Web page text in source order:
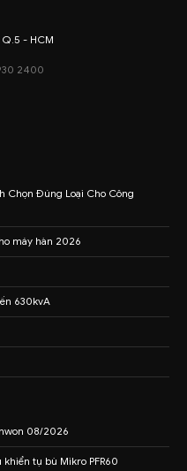
Q.5 - HCM
2400
Chọn Đúng Loại Cho Công
máy hàn 2026
630kvA
08/2026
tụ bù Mikro PFR60